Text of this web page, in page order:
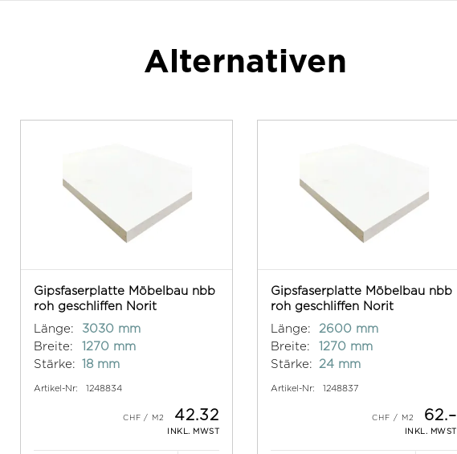
Alternativen
Gipsfaserplatte Möbelbau nbb
roh geschliffen Norit
Länge:
3030 mm
Breite:
1270 mm
Stärke: 18 mm
Artikel-Nr: 1248834
42.32
INKL. MWST
Gipsfaserplatte Möbelbau nbb
roh geschliffen Norit
Länge:
2600 mm
Breite:
1270 mm
Stärke:
24 mm
Artikel-Nr: 1248837
62.–
INKL. MWST